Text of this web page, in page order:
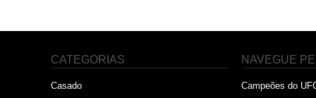
CATEGORIAS
Casado
NAVEGUE
Campeões do